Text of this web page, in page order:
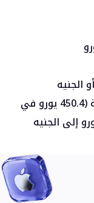
الجنيه
الإسترليني، فإن هامش العملة الأساسية (450.4 يورو في
إلى الجنيه